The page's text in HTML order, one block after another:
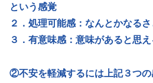
という感覚
２．処理可能感：なんとかなる
３．有意味感：意味があると思
②不安を軽減するには上記３つ